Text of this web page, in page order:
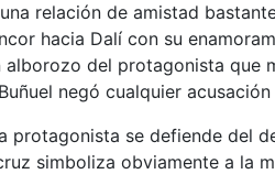
relación de amistad
hacia Dalí con su
alborozo del protagonista que
negó cualquier
protagonista se defiende del
simboliza obviamente a la